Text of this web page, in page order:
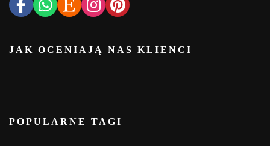
JAK OCENIAJĄ NAS KLIENCI
POPULARNE TAGI